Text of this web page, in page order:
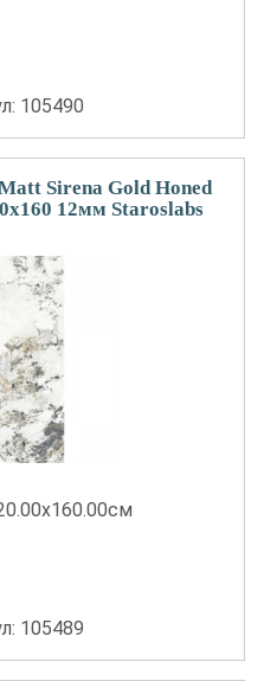
105490
Sirena Gold Honed
12мм Staroslabs
105489